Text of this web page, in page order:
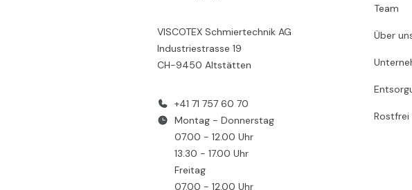
VISCOTEX Schmiertechnik AG
Industriestrasse 19
CH-9450 Altstätten
+41 71 757 60 70
Montag - Donnerstag
07.00 - 12.00 Uhr
13.30 - 17.00 Uhr
Freitag
07.00 - 12.00 Uhr
Team
Über
Rostfrei